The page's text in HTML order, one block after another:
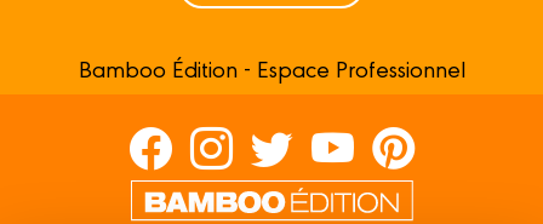
Bamboo Édition - Espace Professionnel